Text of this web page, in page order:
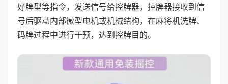
好牌型等指令，发送信号给控牌器，控牌器接收到信
号后驱动内部微型电机或机械结构，在麻将机洗牌、
码牌过程中进行干预，达到控牌目的。